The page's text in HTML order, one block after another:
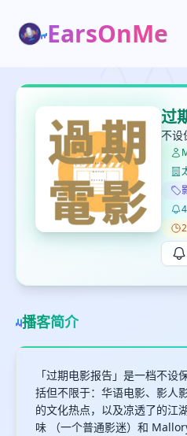
EarsOnMe
过
不设
播客简介
「过期电影报告」是一档不
括但不限于：华语电影、影人
的文化热点，以及凉透了的江
味 （一个普通影迷）和
打分
键盘下留人
最长200字
删除确认
加入播单